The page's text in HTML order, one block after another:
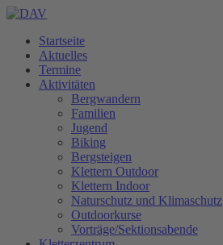
Startseite
Aktuelles
Termine
Aktivitäten
Bergwandern
Familien
Jugend
Biking
Bergsteigen
Klettern Outdoor
Klettern Indoor
Naturschutz und Klimaschutz
Outdoorkurse
Vorträge/Sektionsabende